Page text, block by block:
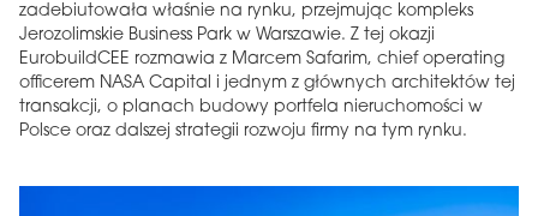
zadebiutowała właśnie na rynku, przejmując kompleks
Jerozolimskie Business Park w Warszawie. Z tej okazji
EurobuildCEE rozmawia z Marcem Safarim, chief operating
officerem NASA Capital i jednym z głównych architektów tej
transakcji, o planach budowy portfela nieruchomości w
Polsce oraz dalszej strategii rozwoju firmy na tym rynku.